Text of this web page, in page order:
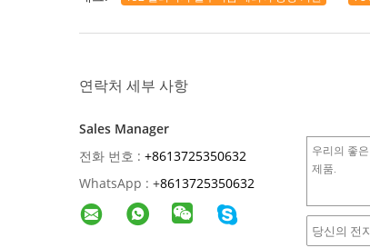
연락처 세부 사항
Sales Manager
전화 번호 : +8613725350632
WhatsApp : +8613725350632